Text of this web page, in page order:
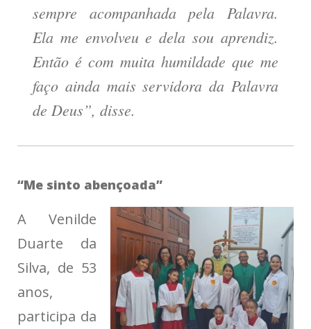
sempre acompanhada pela Palavra.
Ela me envolveu e dela sou aprendiz.
Então é com muita humildade que me
faço ainda mais servidora da Palavra
de Deus”, disse.
“Me sinto abençoada”
A Venilde
Duarte da
Silva, de 53
anos,
participa da